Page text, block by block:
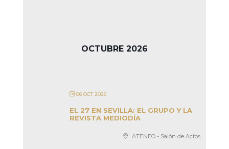
OCTUBRE 2026
06 OCT 2026
EL 27 EN SEVILLA: EL GRUPO Y LA
REVISTA MEDIODÍA
ATENEO - Salón de Actos